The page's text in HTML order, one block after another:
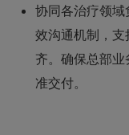
协同各治疗领域
效沟通机制，
齐。确保总部
准交付。